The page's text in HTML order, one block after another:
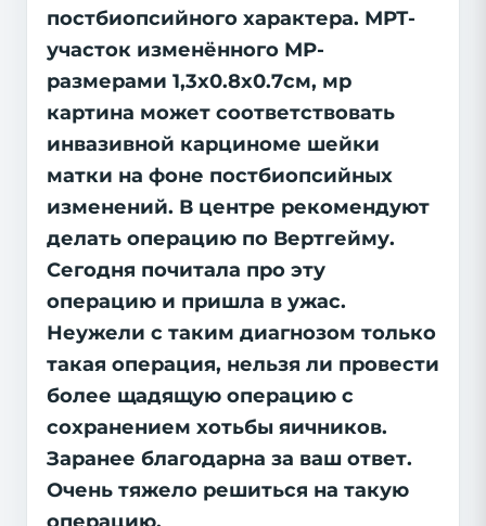
постбиопсийного характера. МРТ-
участок изменённого МР-
размерами 1,3х0.8х0.7см, мр
картина может соответствовать
инвазивной карциноме шейки
матки на фоне постбиопсийных
изменений. В центре рекомендуют
делать операцию по Вертгейму.
Сегодня почитала про эту
операцию и пришла в ужас.
Неужели с таким диагнозом только
такая операция, нельзя ли провести
более щадящую операцию с
сохранением хотьбы яичников.
Заранее благодарна за ваш ответ.
Очень тяжело решиться на такую